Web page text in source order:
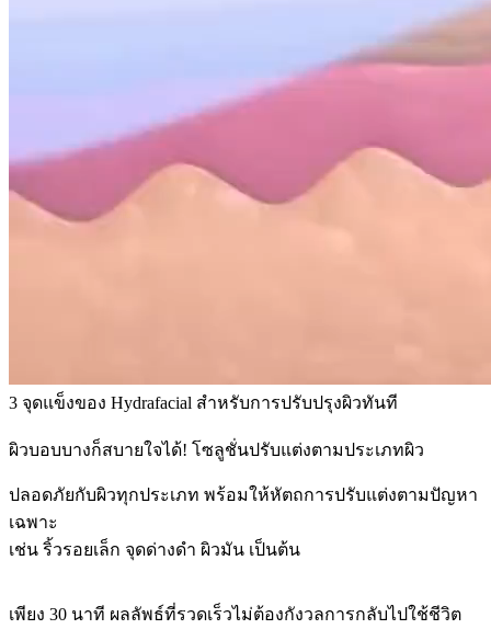
3 จุดแข็งของ Hydrafacial สำหรับการปรับปรุงผิวทันที
ผิวบอบบางก็สบายใจได้! โซลูชั่นปรับแต่งตามประเภทผิว
ปลอดภัยกับผิวทุกประเภท พร้อมให้หัตถการปรับแต่งตามปัญหา
เฉพาะ
เช่น ริ้วรอยเล็ก จุดด่างดำ ผิวมัน เป็นต้น
เพียง 30 นาที ผลลัพธ์ที่รวดเร็วไม่ต้องกังวลการกลับไปใช้ชีวิต